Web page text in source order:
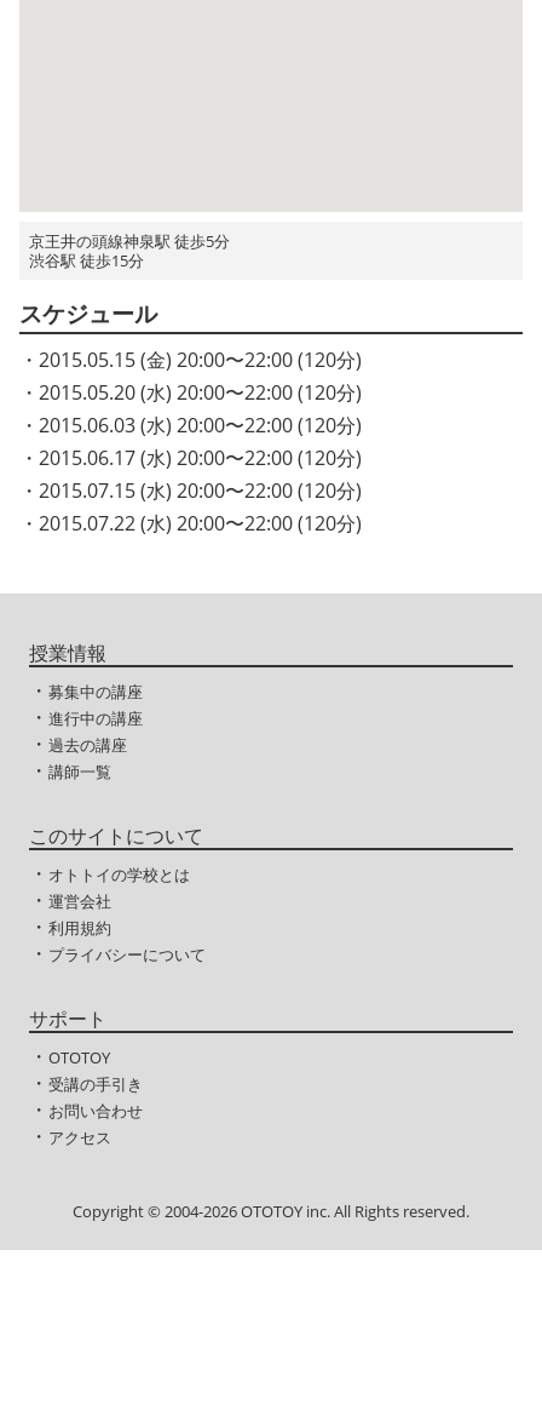
京王井の頭線神泉駅 徒歩5分
渋谷駅 徒歩15分
スケジュール
・2015.05.15 (金) 20:00〜22:00 (120分)
・2015.05.20 (水) 20:00〜22:00 (120分)
・2015.06.03 (水) 20:00〜22:00 (120分)
・2015.06.17 (水) 20:00〜22:00 (120分)
・2015.07.15 (水) 20:00〜22:00 (120分)
・2015.07.22 (水) 20:00〜22:00 (120分)
授業情報
・ 募集中の講座
・ 進行中の講座
・ 過去の講座
・ 講師一覧
このサイトについて
・ オトトイの学校とは
・ 運営会社
・ 利用規約
・ プライバシーについて
サポート
・ OTOTOY
・ 受講の手引き
・ お問い合わせ
・ アクセス
Copyright © 2004-2026 OTOTOY inc. All Rights reserved.